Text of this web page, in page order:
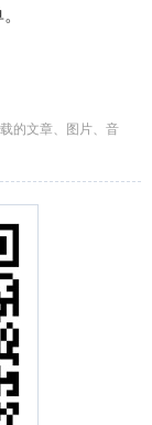
的文章、图片、音